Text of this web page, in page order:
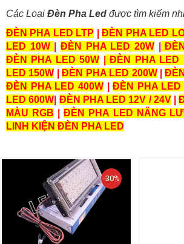
Các Loại Đèn Pha Led được tìm kiếm
ĐÈN PHA LED LTP |ĐÈN PHA LED
LED 10W
|ĐÈN PHA LED 20W
ĐÈN PHA LED 50W
ĐÈN PHA LED
LED 150W |ĐÈN PHA LED 200W|
ĐÈN PHA LED 400W|ĐÈN PHA LED
LED 600W ĐÈN PHA LED 12V / 24V|
MÀU RGB |ĐÈN PHA LED NĂNG
LINH KIỆN ĐÈN PHA LED
-30%